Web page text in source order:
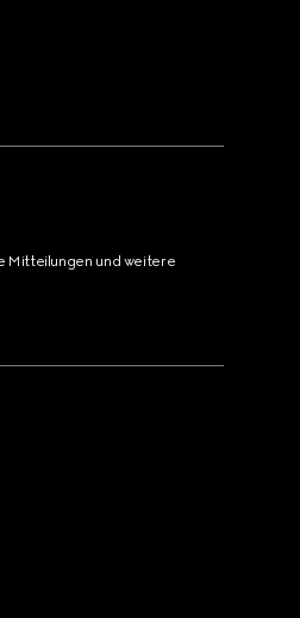
Mitteilungen und weitere